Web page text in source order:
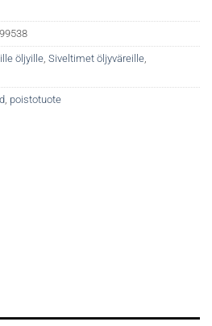
öljyille, Siveltimet öljyväreille,
, poistotuote